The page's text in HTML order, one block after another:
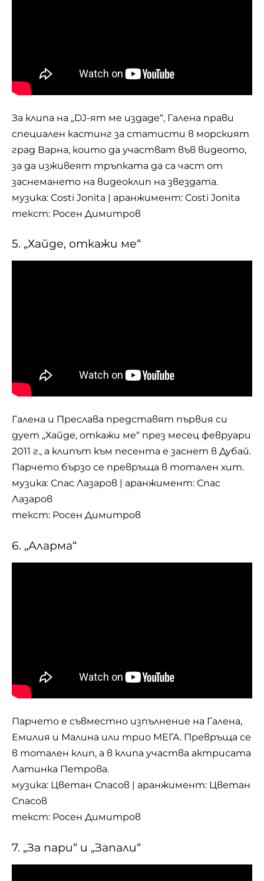
За клипа на „DJ-ят ме издаде“, Галена прави
специален кастинг за статисти в морският
град Варна, които да участват във видеото,
за да изживеят тръпката да са част от
заснемането на видеоклип на звездата.
музика: Costi Jonita | аранжимент: Costi Jonita
текст: Росен Димитров
5. „Хайде, откажи ме“
Галена и Преслава представят първия си
дует „Хайде, откажи ме“ през месец февруари
2011 г., а клипът към песента е заснет в Дубай.
Парчето бързо се превръща в тотален хит.
музика: Спас Лазаров | аранжимент: Спас
Лазаров
текст: Росен Димитров
6. „Аларма“
Парчето е съвместно изпълнение на Галена,
Емилия и Малина или трио МЕГА. Превръща се
в тотален клип, а в клипа участва актрисата
Латинка Петрова.
музика: Цветан Спасов | аранжимент: Цветан
Спасов
текст: Росен Димитров
7. „За пари“ и „Запали“